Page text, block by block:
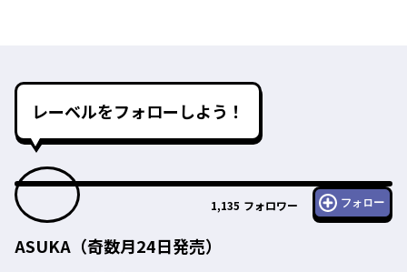
レーベルをフォローしよう！
1,135 フォロワー フォロー
ASUKA（奇数月24日発売）